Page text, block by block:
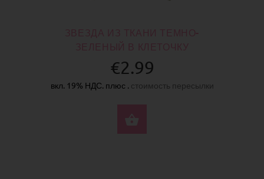
€2.99
вкл. 19% НДС. плюс . стоимость пересылки